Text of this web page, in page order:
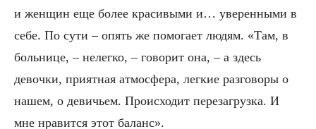
и женщин еще более красивыми и… уверенными в
себе. По сути – опять же помогает людям. «Там, в
больнице, – нелегко, – говорит она, – а здесь
девочки, приятная атмосфера, легкие разговоры о
нашем, о девичьем. Происходит перезагрузка. И
мне нравится этот баланс».